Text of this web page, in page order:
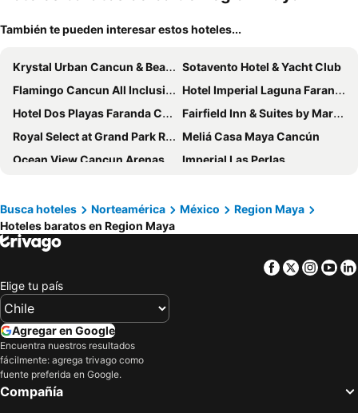
También te pueden interesar estos hoteles...
Krystal Urban Cancun & Beach Club
Sotavento Hotel & Yacht Club
Flamingo Cancun All Inclusive
Hotel Imperial Laguna Faranda Cancún
Hotel Dos Playas Faranda Cancún
Fairfield Inn & Suites by Marriott Cancun Airport
Royal Select at Grand Park Royal Cancún - All Inclusive - Adults Only
Meliá Casa Maya Cancún
Ocean View Cancun Arenas
Imperial Las Perlas
Aquamarina Beach Hotel
Hilton Cancun Mar Caribe All-Inclusive Resort
Temptation Cancun Resort - All Inclusive - Adults Only
Oh! Cancun The Urban Oasis & Beach Club
Solymar Cancun Beach Resort
Beachscape Kin Ha Villas & Suites
Four Points by Sheraton Cancun Centro
Hotel Caribe Internacional Cancun
Eco-hotel El Rey del Caribe
Renaissance Cancun Resort & Marina
Busca hoteles Norteamérica México
Region Maya
Hoteles baratos en Region Maya
Facebook
Twitter
Elige tu país
Agregar en Google
Encuentra nuestros resultados
fácilmente: agrega trivago como
fuente preferida en Google.
Compañía